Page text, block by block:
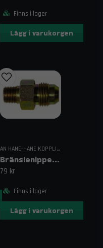
Finns i lager
Lägg i varukorgen
AN HANE-HANE KOPPLINGAR
Bränslenippel Stål 1/8 NPT – AN4
79 kr
Finns i lager
Lägg i varukorgen